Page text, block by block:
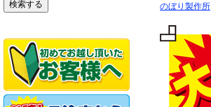
のぼり製作所